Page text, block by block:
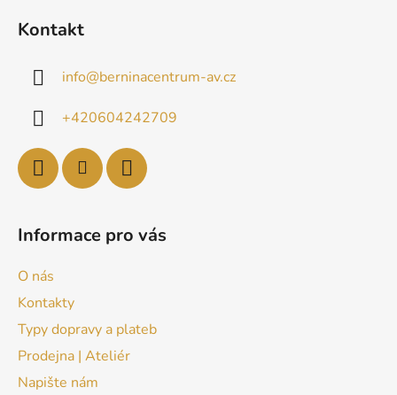
Kontakt
info@berninacentrum-av.cz
+420604242709
Informace pro vás
O nás
Kontakty
Typy dopravy a plateb
Prodejna | Ateliér
Napište nám